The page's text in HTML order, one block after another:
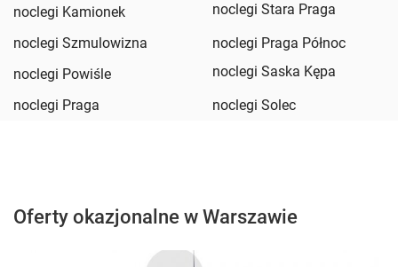
noclegi Kamionek
noclegi Stara Praga
noclegi Szmulowizna
noclegi Praga Północ
noclegi Powiśle
noclegi Saska Kępa
noclegi Praga
noclegi Solec
Oferty okazjonalne w Warszawie